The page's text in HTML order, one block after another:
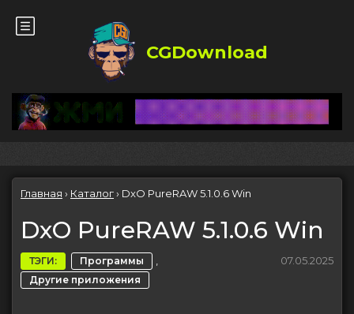
CGDownload
Главная › Каталог› DxO PureRAW 5.1.0.6 Win
DxO PureRAW 5.1.0.6 Win
ТЭГИ: Программы ,
Другие приложения
07.05.2025